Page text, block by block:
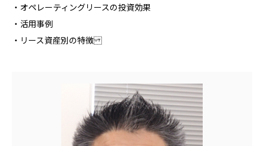
・オペレーティングリースの投資効果
・活用事例
・リース資産別の特徴